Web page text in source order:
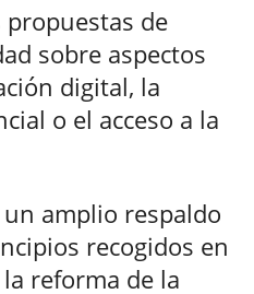
de
sobre aspectos
digital, la
o el acceso a la
amplio respaldo
recogidos en
la reforma de la